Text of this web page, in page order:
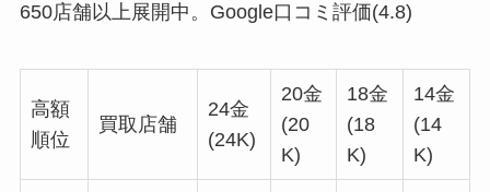
650店舗以上展開中。Google口コミ評価(4.8)
高額
順位
買取店舗
24金
(24K)
20金
(20
K)
18金
(18
K)
14金
(14
K)